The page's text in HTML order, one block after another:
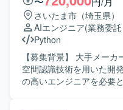
のプロセスをリードできる環境です。 【
を中心とした機械学習・
す。必要に応じて
どのライブラリやフレー
体認識モデルの実験・評
およびPhase1（Agent構
いただきます。 【求める人物像】 要件が流動的な環境下で
も主体性を持って技術選
求めております。また、
ーションを通じて課題を
大化に向けた提案や改善
望ましいです。 【ポジションの魅力】 RFP段階から参画
さいたま市（埼玉県）
AIエンジニア(業務委
Python
【募集背景】 大手メー
空間認識技術を用いた開
の高いエンジニアを必要